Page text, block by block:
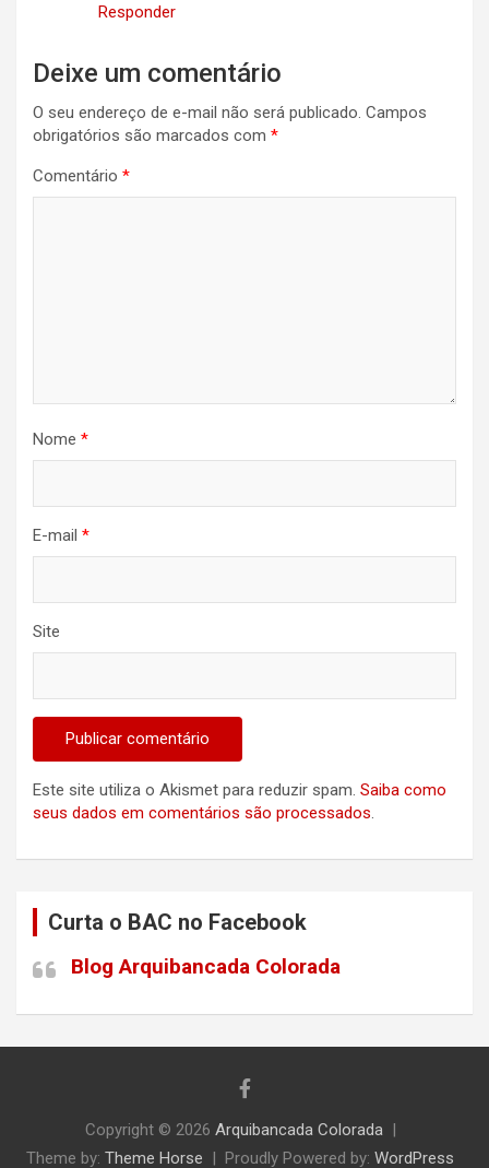
Responder
Deixe um comentário
O seu endereço de e-mail não será publicado. Campos
obrigatórios são marcados com *
Comentário *
Nome *
E-mail *
Site
Este site utiliza o Akismet para reduzir spam. Saiba como
seus dados em comentários são processados.
Curta o BAC no Facebook
Blog Arquibancada Colorada
Copyright © 2026 Arquibancada Colorada
Theme by: Theme Horse Proudly Powered by: WordPress